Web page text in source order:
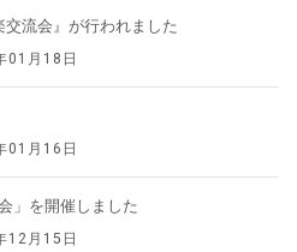
交流会』が行われました
01月18日
01月16日
」を開催しました
12月15日